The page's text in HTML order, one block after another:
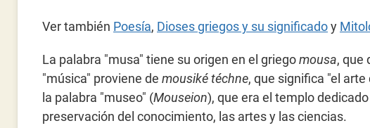
Ver también Poesía, Dioses griegos y su significadoy
La palabra "musa" tiene su origen en el griegomousa, que
"música" proviene de mousiké téchne, que significa "el
la palabra "museo" (Mouseion), que era el templo
preservación del conocimiento, las artes y las ciencias.